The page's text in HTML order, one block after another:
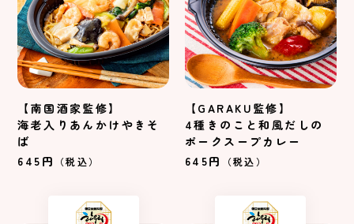
【南国酒家監修】
海老入りあんかけやきそ
ば
645円
（税込）
【GARAKU監修】
4種きのこと和風だしの
ポークスープカレー
645円
（税込）